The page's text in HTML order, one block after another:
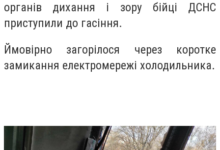
органів дихання і зору бійці ДСНС
приступили до гасіння.
Ймовірно загорілося через коротке
замикання електромережі холодильника.